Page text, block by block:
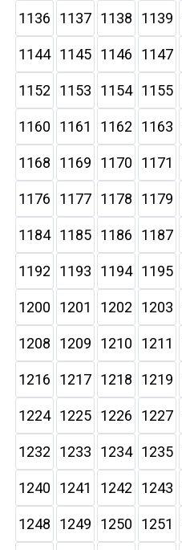
1136 1137 1138 1139
1144 1145 1146 1147
1152 1153 1154 1155
1160 1161 1162 1163
1168 1169 1170 1171
1176 1177 1178 1179
1184 1185 1186 1187
1192 1193 1194 1195
1200 1201 1202 1203
1208 1209 1210 1211
1216 1217 1218 1219
1224 1225 1226 1227
1232 1233 1234 1235
1240 1241 1242 1243
1248 1249 1250 1251